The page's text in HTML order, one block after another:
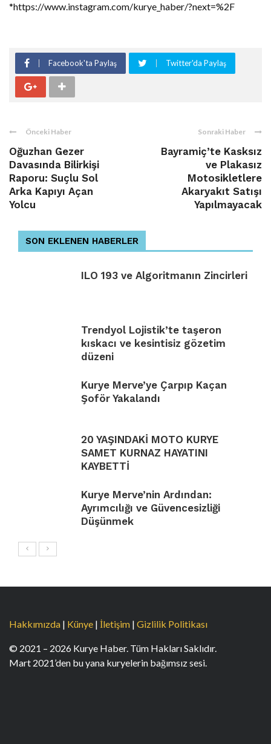
*https://www.instagram.com/kurye_haber/?next=%2F
Facebook'ta Paylaş Twitter'da Paylaş
Önceki Haber
Oğuzhan Gezer
Davasında Bilirkişi
Raporu: Suçlu Sol
Arka Kapıyı Açan
Yolcu
Sonraki Haber
Bayramiç’te Kasksız
ve Plakasız
Motosikletlere
Akaryakıt Satışı
Yapılmayacak
SON EKLENEN HABERLER
ILO 193 ve Algoritmanın Zincirleri
Trendyol Lojistik’te taşeron
kıskacı ve kesintisiz gözetim
düzeni
Kurye Merve’ye Çarpıp Kaçan
Şoför Yakalandı
20 YAŞINDAKİ MOTO KURYE
SAMET KURNAZ HAYATINI
KAYBETTİ
Kurye Merve’nin Ardından:
Ayrımcılığı ve Güvencesizliği
Düşünmek
Hakkımızda | Künye | İletişim | Gizlilik Politikası
© 2021 – 2026 Kurye Haber. Tüm Hakları Saklıdır.
Mart 2021’den bu yana kuryelerin bağımsız sesi.